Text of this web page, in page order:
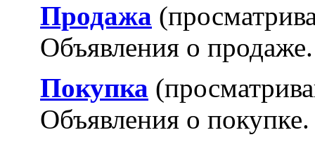
Продажа
Объявления о продаже.
Покупка
Объявления о покупке.